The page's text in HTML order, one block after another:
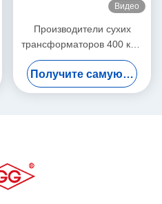
Видео
Производители сухих
трансформаторов 400 кВА
SC(B)12-NX3, уровень
энергоэффективности 3
Получите самую лучшую цену